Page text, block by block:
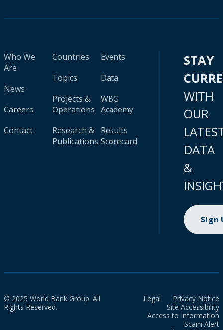
Who We
Are
News
Careers
Contact
Countries
Topics
Projects &
Operations
Research &
Publications
Events
Data
WBG
Academy
Results
Scorecard
STAY
WITH
OUR
DATA
&
Sign
© 2025 World Bank Group. All
Rights Reserved.
Legal
Privacy Notice
Site Accessibility
Access to Information
Scam Alert